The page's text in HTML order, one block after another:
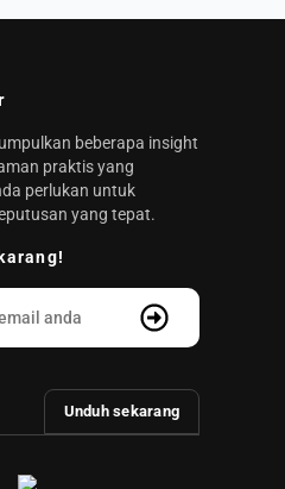
beberapa insight
praktis yang
perlukan untuk
yang tepat.
Unduh sekarang